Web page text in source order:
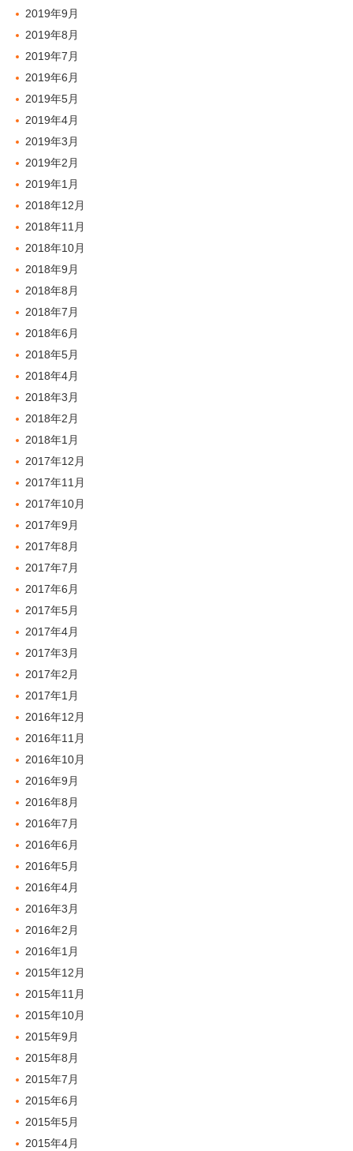
2019年9月
2019年8月
2019年7月
2019年6月
2019年5月
2019年4月
2019年3月
2019年2月
2019年1月
2018年12月
2018年11月
2018年10月
2018年9月
2018年8月
2018年7月
2018年6月
2018年5月
2018年4月
2018年3月
2018年2月
2018年1月
2017年12月
2017年11月
2017年10月
2017年9月
2017年8月
2017年7月
2017年6月
2017年5月
2017年4月
2017年3月
2017年2月
2017年1月
2016年12月
2016年11月
2016年10月
2016年9月
2016年8月
2016年7月
2016年6月
2016年5月
2016年4月
2016年3月
2016年2月
2016年1月
2015年12月
2015年11月
2015年10月
2015年9月
2015年8月
2015年7月
2015年6月
2015年5月
2015年4月